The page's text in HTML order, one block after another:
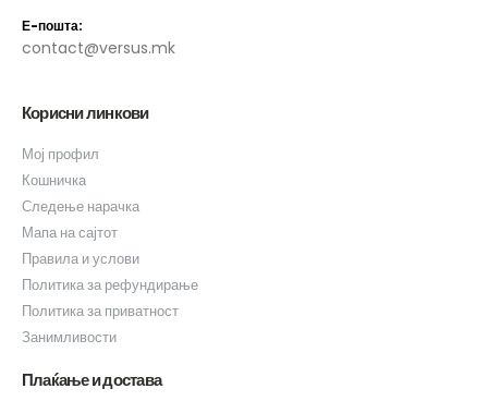
Е-пошта:
contact@versus.mk
Корисни линкови
Мој профил
Кошничка
Следење нарачка
Мапа на сајтот
Правила и услови
Политика за рефундирање
Политика за приватност
Занимливости
Плаќање и достава